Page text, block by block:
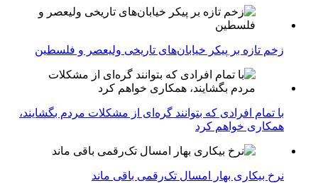
زخم تازه بر پیکر خیابان‌های تاریخی ولیعصر و فلسطین
با تمام افرادی که بتوانند گره‌ای از مشکلات مردم بگشایند،
همکاری خواهم کرد
نرخ بیکاری بهار امسال تک‌رقمی باقی ماند